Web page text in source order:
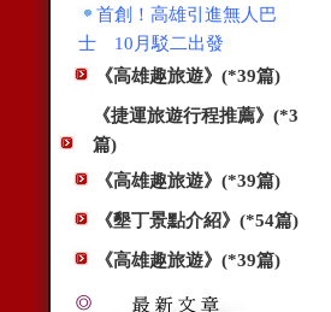
首創！高雄引進無人巴
士 10月駁二出發
《高雄趣旅遊》(*39篇)
《捷運旅遊行程推薦》(*3
篇)
《高雄趣旅遊》(*39篇)
《墾丁景點介紹》(*54篇)
《高雄趣旅遊》(*39篇)